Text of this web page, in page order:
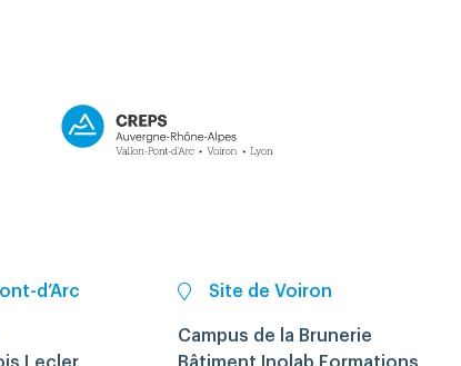
d’Arc Site de Voiron
Campus de la Brunerie